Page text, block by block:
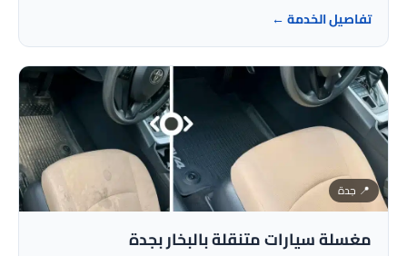
تفاصيل الخدمة ←
📍 جدة
مغسلة سيارات متنقلة بالبخار بجدة